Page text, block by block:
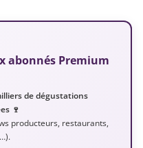
abonnés Premium
de dégustations
🍷
producteurs, restaurants,